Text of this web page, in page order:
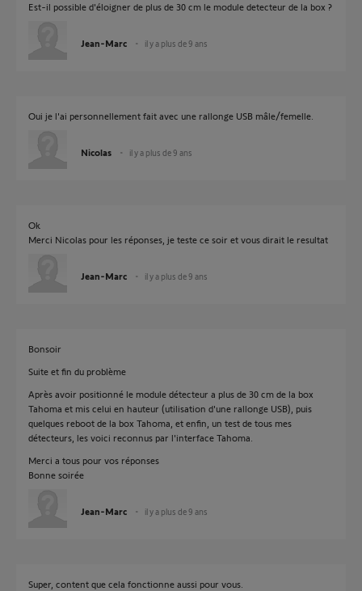
Est-il possible d'éloigner de plus de 30 cm le module detecteur de la box ?
Jean-Marc il y a plus de 9 ans
Oui je l'ai personnellement fait avec une rallonge USB mâle/femelle.
Nicolas il y a plus de 9 ans
Ok
Merci Nicolas pour les réponses, je teste ce soir et vous dirait le resultat
Jean-Marc il y a plus de 9 ans
Bonsoir
Suite et fin du problème
Après avoir positionné le module détecteur a plus de 30 cm de la box
Tahoma et mis celui en hauteur (utilisation d'une rallonge USB), puis
quelques reboot de la box Tahoma, et enfin, un test de tous mes
détecteurs, les voici reconnus par l'interface Tahoma.
Merci a tous pour vos réponses
Bonne soirée
Jean-Marc il y a plus de 9 ans
Super, content que cela fonctionne aussi pour vous.